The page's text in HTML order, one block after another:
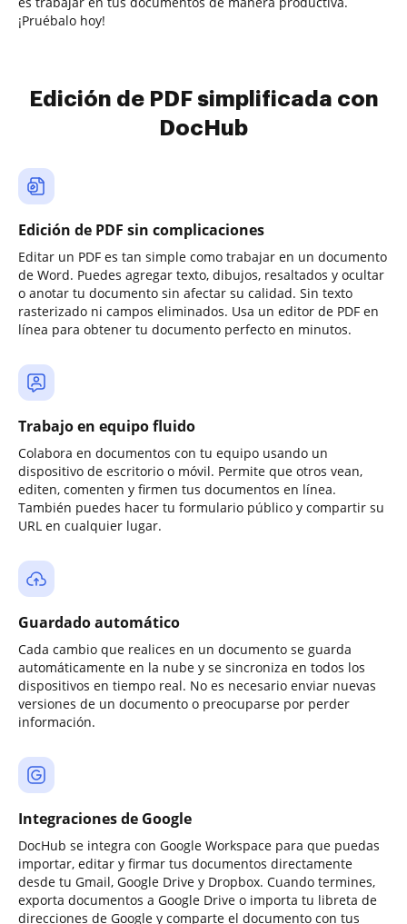
¡Pruébalo hoy!
Edición de PDF simplificada con
DocHub
Edición de PDF sin complicaciones
Editar un PDF es tan simple como trabajar en un documento
de Word. Puedes agregar texto, dibujos, resaltados y ocultar
o anotar tu documento sin afectar su calidad. Sin texto
rasterizado ni campos eliminados. Usa un editor de PDF en
línea para obtener tu documento perfecto en minutos.
Trabajo en equipo fluido
Colabora en documentos con tu equipo usando un
dispositivo de escritorio o móvil. Permite que otros vean,
editen, comenten y firmen tus documentos en línea.
También puedes hacer tu formulario público y compartir su
URL en cualquier lugar.
Guardado automático
Cada cambio que realices en un documento se guarda
automáticamente en la nube y se sincroniza en todos los
dispositivos en tiempo real. No es necesario enviar nuevas
versiones de un documento o preocuparse por perder
información.
Integraciones de Google
DocHub se integra con Google Workspace para que puedas
importar, editar y firmar tus documentos directamente
desde tu Gmail, Google Drive y Dropbox. Cuando termines,
exporta documentos a Google Drive o importa tu libreta de
direcciones de Google y comparte el documento con tus